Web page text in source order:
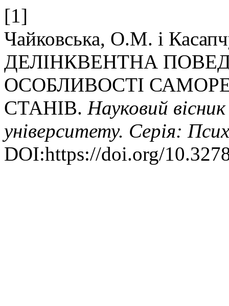
[1]
Чайковська, О.М. і
ДЕЛІНКВЕНТНА
ОСОБЛИВОСТІ
СТАНІВ. Науковий
університету. Серія:
DOI:https://doi.org/